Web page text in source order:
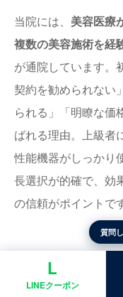
当院には、 美容医療
複数の美容施術を経
が通院しています。
契約を勧められない
られる」「明瞭な価
ばれる理由。上級者
性能機器がしっかり
長選択が的確で、効
の信頼がポイントで
紹介・リピーター
質問
L
LINEクーポン